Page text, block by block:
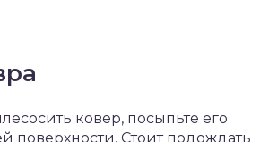
ковер, посыпьте его
поверхности. Стоит подождать